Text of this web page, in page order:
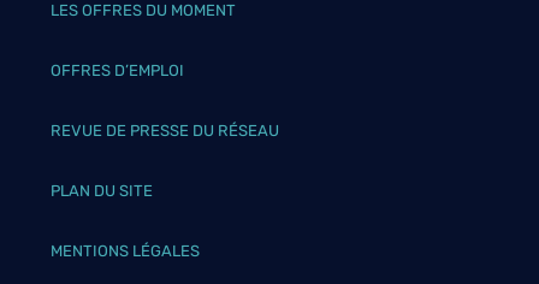
LES OFFRES DU MOMENT
OFFRES D’EMPLOI
REVUE DE PRESSE DU RÉSEAU
PLAN DU SITE
MENTIONS LÉGALES